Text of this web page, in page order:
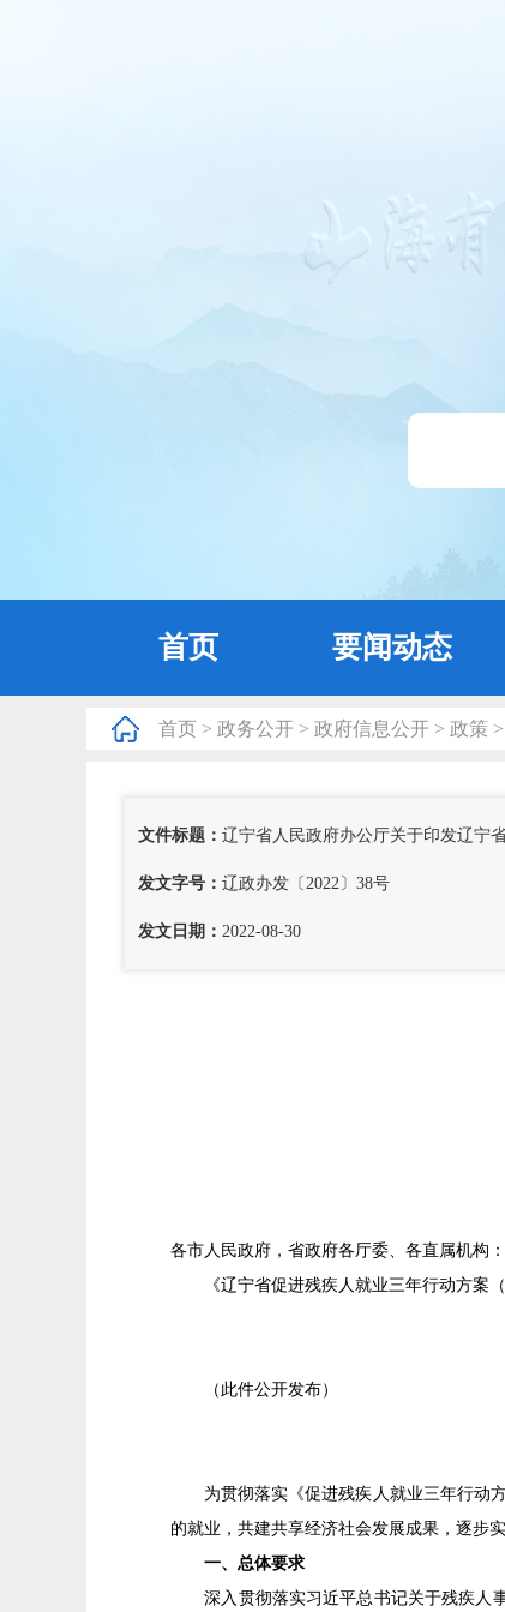
首页 要闻动态
首页 > 政务公开 > 政府信息公开 > 政策 >
文件标题：辽宁省人民政府办公厅关于印发辽宁
发文字号：辽政办发〔2022〕38号
发文日期： 2022-08-30
各市人民政府，省政府各厅委、各直属机构：
《辽宁省促进残疾人就业三年行动方案（
（此件公开发布）
为贯彻落实《促进残疾人就业三年行动方
的就业，共建共享经济社会发展成果，逐步
一、总体要求
深入贯彻落实习近平总书记关于残疾人事